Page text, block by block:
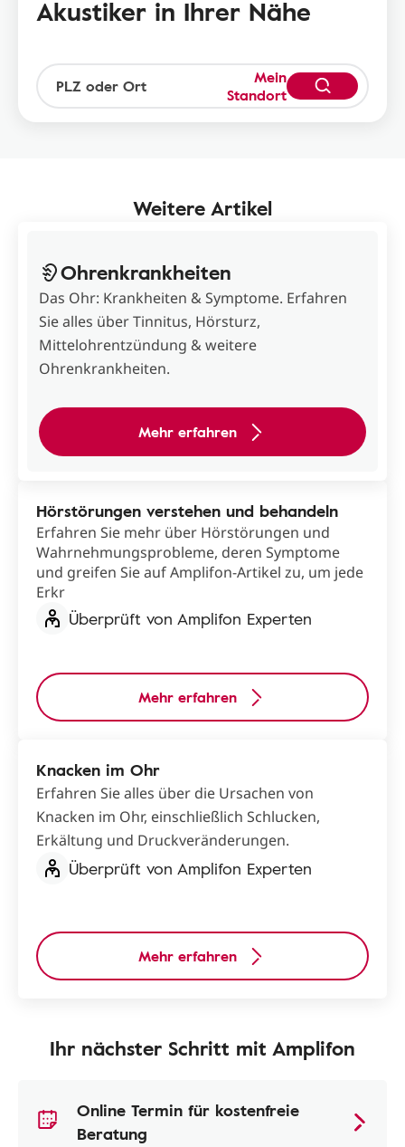
Akustiker in Ihrer Nähe
Mein
Standort
Weitere Artikel
Ohrenkrankheiten
Das Ohr: Krankheiten & Symptome. Erfahren
Sie alles über Tinnitus, Hörsturz,
Mittelohrentzündung & weitere
Ohrenkrankheiten.
Mehr erfahren
Hörstörungen verstehen und behandeln
Erfahren Sie mehr über Hörstörungen und
Wahrnehmungsprobleme, deren Symptome
und greifen Sie auf Amplifon-Artikel zu, um jede
Erkr
Überprüft von Amplifon Experten
Mehr erfahren
Knacken im Ohr
Erfahren Sie alles über die Ursachen von
Knacken im Ohr, einschließlich Schlucken,
Erkältung und Druckveränderungen.
Überprüft von Amplifon Experten
Mehr erfahren
Ihr nächster Schritt mit Amplifon
Online Termin für kostenfreie
Beratung